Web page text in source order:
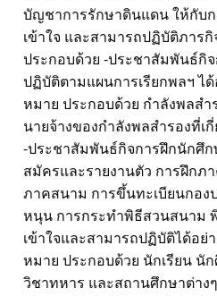
บัญชาการรักษาดินแดน ให้กับ
เข้าใจ และสามารถปฏิบัติภาร
ประกอบด้วย -ประชาสัมพันธ์กิ
ปฏิบัติตามแผนการเรียกพลฯ ไ
หมาย ประกอบด้วย กำลังพลส
นายจ้างของกำลังพลสำรองที่เ
-ประชาสัมพันธ์กิจการฝึกนักศึ
สมัครและรายงานตัว การฝึกภ
ภาคสนาม การขึ้นทะเบียนกอง
หนุน การกระทำพิธีสวนสนาม
เข้าใจและสามารถปฏิบัติได้อย่
หมาย ประกอบด้วย นักเรียน นั
วิชาทหาร และสถานศึกษาต่าง